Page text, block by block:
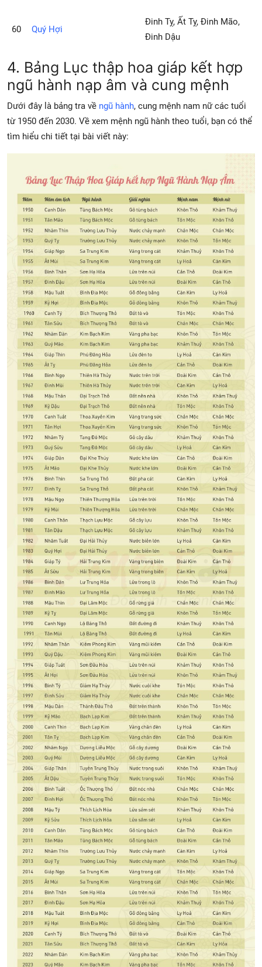
60 Quý Hợi
Ðinh Tỵ, Ất Tỵ, Đinh Mão,
Đinh Dậu
4. Bảng Lục thập hoa giáp kết hợp
ngũ hành nạp âm và cung mệnh
Dưới đây là bảng tra về ngũ hành, cung mệnh nam nữ các tuổi
từ 1950 đến 2030. Về xem mệnh ngũ hành theo tuổi, bạn có thể
tìm hiểu chi tiết tại bài viết này: